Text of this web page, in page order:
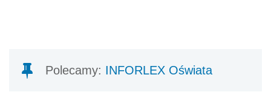
Polecamy: INFORLEX Oświata